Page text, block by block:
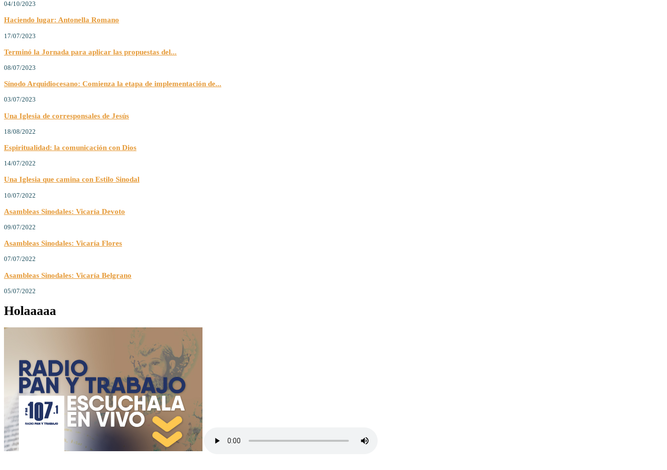
04/10/2023
Haciendo lugar: Antonella Romano
17/07/2023
Terminó la Jornada para aplicar las propuestas del...
08/07/2023
Sínodo Arquidiocesano: Comienza la etapa de implementación de...
03/07/2023
Una Iglesia de corresponsales de Jesús
18/08/2022
Espiritualidad: la comunicación con Dios
14/07/2022
Una Iglesia que camina con Estilo Sinodal
10/07/2022
Asambleas Sinodales: Vicaría Devoto
09/07/2022
Asambleas Sinodales: Vicaría Flores
07/07/2022
Asambleas Sinodales: Vicaría Belgrano
05/07/2022
Holaaaaa